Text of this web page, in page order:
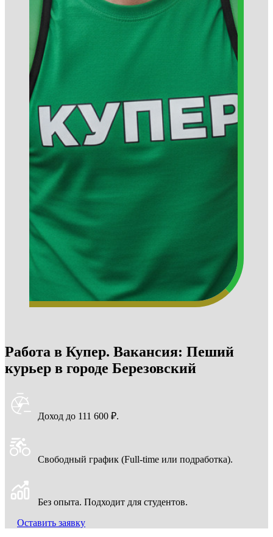
Работа в Купер. Вакансия: Пеший
курьер в городе Березовский
Доход до 111 600 ₽.
Свободный график (Full-time или подработка).
Без опыта. Подходит для студентов.
Оставить заявку